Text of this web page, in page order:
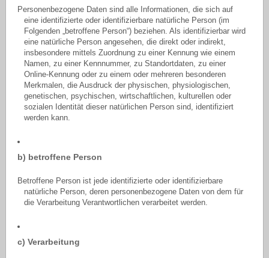
Personenbezogene Daten sind alle Informationen, die sich auf
eine identifizierte oder identifizierbare natürliche Person (im
Folgenden „betroffene Person“) beziehen. Als identifizierbar wird
eine natürliche Person angesehen, die direkt oder indirekt,
insbesondere mittels Zuordnung zu einer Kennung wie einem
Namen, zu einer Kennnummer, zu Standortdaten, zu einer
Online-Kennung oder zu einem oder mehreren besonderen
Merkmalen, die Ausdruck der physischen, physiologischen,
genetischen, psychischen, wirtschaftlichen, kulturellen oder
sozialen Identität dieser natürlichen Person sind, identifiziert
werden kann.
b) betroffene Person
Betroffene Person ist jede identifizierte oder identifizierbare
natürliche Person, deren personenbezogene Daten von dem für
die Verarbeitung Verantwortlichen verarbeitet werden.
c) Verarbeitung